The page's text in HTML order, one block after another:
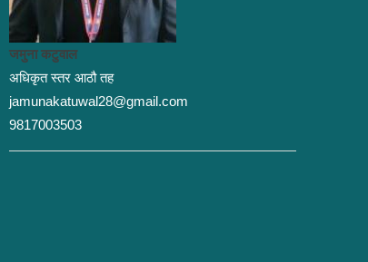
जमुना कटुवाल
अधिकृत स्तर आठौ तह
jamunakatuwal28@gmail.com
9817003503